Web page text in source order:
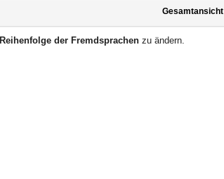
Gesamtansicht
Reihenfolge der Fremdsprachenzu ändern.